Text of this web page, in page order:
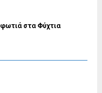
φωτιά στα Φύχτια